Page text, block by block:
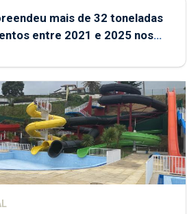
mais de 32 toneladas
entre 2021 e 2025 nos